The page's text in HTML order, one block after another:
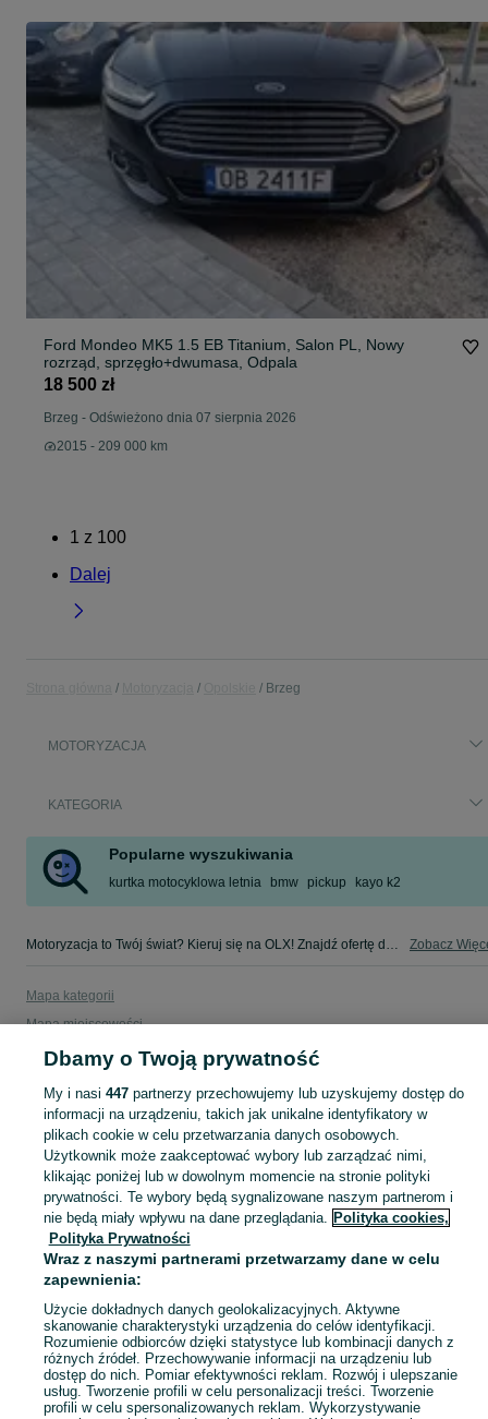
Ford Mondeo MK5 1.5 EB Titanium, Salon PL, Nowy
rozrząd, sprzęgło+dwumasa, Odpala
18 500 zł
Brzeg - Odświeżono dnia 07 sierpnia 2026
2015 - 209 000 km
1 z 100
Dalej
Brzeg
MOTORYZACJA
KATEGORIA
Popularne wyszukiwania
kurtka motocyklowa letnia bmw pickup kayo k2
Motoryzacja to Twój świat? Kieruj się na OLX! Znajdź ofertę dla siebie w kategorii Motoryzacja na OLX - Brzeg i okolice! Zobacz
Mapa kategorii
Mapa miejscowości
Mapa ministron
Dbamy o Twoją prywatność
My i nasi 447partnerzy przechowujemy lub uzyskujemy dostęp do
informacji na urządzeniu, takich jak unikalne identyfikatory w
plikach cookie w celu przetwarzania danych osobowych.
Użytkownik może zaakceptować wybory lub zarządzać nimi,
klikając poniżej lub w dowolnym momencie na stronie polityki
prywatności. Te wybory będą sygnalizowane naszym partnerom i
nie będą miały wpływu na dane przeglądania. Polityka cookies,
Polityka Prywatności
Wraz z naszymi partnerami przetwarzamy dane w celu
zapewnienia:
Użycie dokładnych danych geolokalizacyjnych. Aktywne
skanowanie charakterystyki urządzenia do celów identyfikacji.
Rozumienie odbiorców dzięki statystyce lub kombinacji danych z
różnych źródeł. Przechowywanie informacji na urządzeniu lub
dostęp do nich. Pomiar efektywności reklam. Rozwój i ulepszanie
usług. Tworzenie profili w celu personalizacji treści. Tworzenie
profili w celu spersonalizowanych reklam. Wykorzystywanie